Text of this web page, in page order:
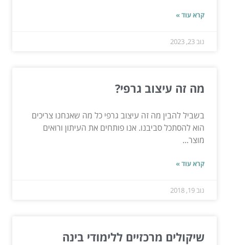
קרא עוד »
נוב 23, 2023
מה זה עיצוב גרפי?
בשביל להבין מה זה עיצוב גרפי כל מה שאנחנו צריכים
הוא להסתכל סביבנו. אנו פותחים את העיתון ורואים
מוצר...
קרא עוד »
נוב 19, 2018
שיקולים מרכזיים ללימודי בינה